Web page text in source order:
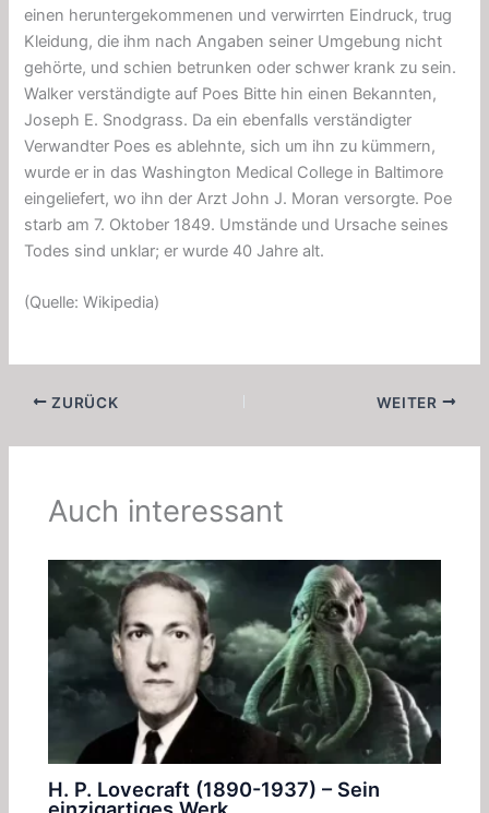
einen heruntergekommenen und verwirrten Eindruck, trug
Kleidung, die ihm nach Angaben seiner Umgebung nicht
gehörte, und schien betrunken oder schwer krank zu sein.
Walker verständigte auf Poes Bitte hin einen Bekannten,
Joseph E. Snodgrass. Da ein ebenfalls verständigter
Verwandter Poes es ablehnte, sich um ihn zu kümmern,
wurde er in das Washington Medical College in Baltimore
eingeliefert, wo ihn der Arzt John J. Moran versorgte. Poe
starb am 7. Oktober 1849. Umstände und Ursache seines
Todes sind unklar; er wurde 40 Jahre alt.
(Quelle: Wikipedia)
ZURÜCK WEITER
Auch interessant
H. P. Lovecraft (1890-1937) – Sein